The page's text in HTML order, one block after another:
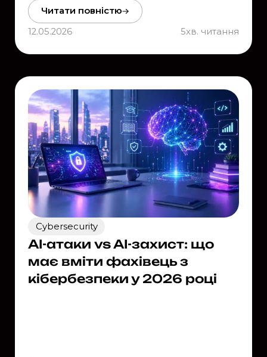
Читати повністю
12.05.2026
5хв. читання
Cybersecurity
AI-атаки vs AI-захист: що
має вміти фахівець з
кібербезпеки у 2026 році